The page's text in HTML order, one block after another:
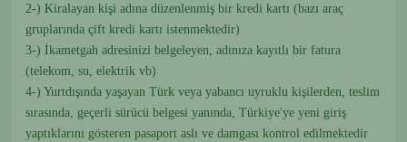
2-) Kiralayan kişi adına düzenlenmiş bir kredi kartı (bazı araç
gruplarında çift kredi kartı istenmektedir)
3-) İkametgah adresinizi belgeleyen, adınıza kayıtlı bir fatura
(telekom, su, elektrik vb)
4-) Yurtdışında yaşayan Türk veya yabancı uyruklu kişilerden, teslim
sırasında, geçerli sürücü belgesi yanında, Türkiye'ye yeni giriş
yaptıklarını gösteren pasaport aslı ve damgası kontrol edilmektedir